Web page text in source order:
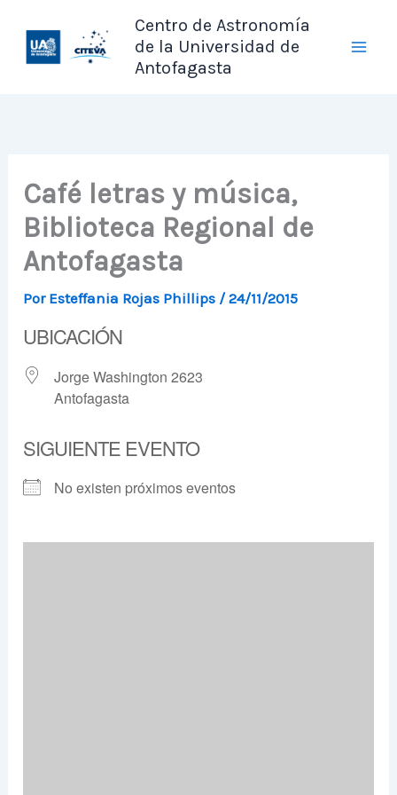
contenido
Centro de Astronomía
de la Universidad de
Antofagasta
Café letras y música,
Biblioteca Regional de
Antofagasta
Por Esteffania Rojas Phillips /24/11/2015
UBICACIÓN
Jorge Washington 2623
Antofagasta
SIGUIENTE EVENTO
No existen próximos eventos